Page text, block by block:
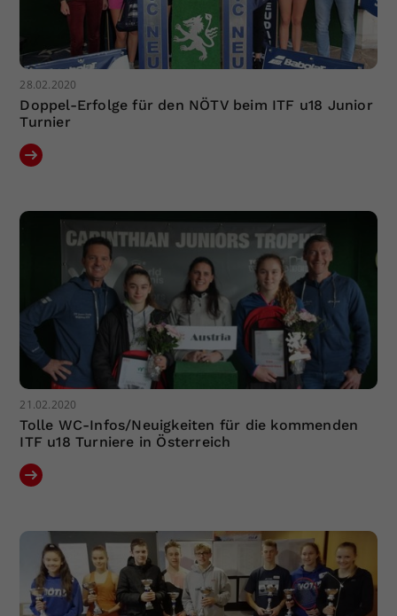
28.02.2020
Doppel-Erfolge für den NÖTV beim ITF u18 Junior
Turnier
21.02.2020
Tolle WC-Infos/Neuigkeiten für die kommenden
ITF u18 Turniere in Österreich